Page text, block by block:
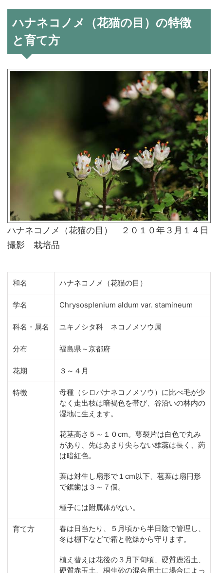
ハナネコノメ（花猫の目）の特徴
と育て方
ハナネコノメ（花猫の目） ２０１０年３月１４日
撮影 栽培品
和名 ハナネコノメ（花猫の目）
学名 Chrysosplenium aldum var. stamineum
科名・属名 ユキノシタ科 ネコノメソウ属
分布 福島県～京都府
花期 ３～４月
特徴
母種（シロバナネコノメソウ）に比べ毛が少
なく走出枝は暗褐色を帯び、谷沿いの林内の
湿地に生えます。
花茎高さ５～１０cm。萼裂片は白色で丸み
があり、先はあまり尖らない雄蕊は長く、葯
は暗紅色。
葉は対生し扇形で１cm以下、苞葉は扇円形
で鋸歯は３～７個。
種子には附属体がない。
育て方
春は日当たり、５月頃から半日陰で管理し、
冬は棚下などで霜と乾燥から守ります。
植え替えは花後の３月下旬頃、硬質鹿沼土、
硬質赤玉土、桐生砂の混合用土に場合によっ